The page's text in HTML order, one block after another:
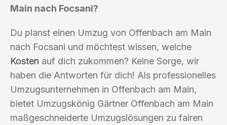
Main nach Focsani?
Du planst einen Umzug von Offenbach am Main
nach Focsani und möchtest wissen, welche
Kosten auf dich zukommen? Keine Sorge, wir
haben die Antworten für dich! Als professionelles
Umzugsunternehmen in Offenbach am Main,
bietet Umzugskönig Gärtner Offenbach am Main
maßgeschneiderte Umzugslösungen zu fairen